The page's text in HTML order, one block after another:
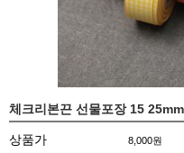
체크리본끈 선물포장 15
상품가 8,000원